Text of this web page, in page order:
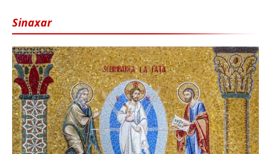
Sinaxar